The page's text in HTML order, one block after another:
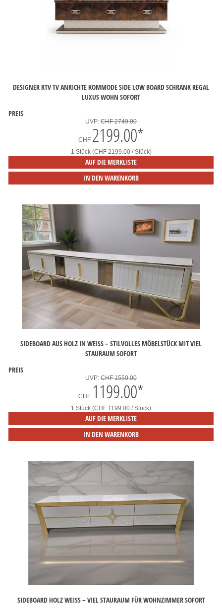
DESIGNER RTV TV ANRICHTE KOMMODE SIDE LOW BOARD SCHRANK REGAL
LUXUS WOHN SOFORT
PREIS
UVP: CHF 2749.00
CHF 2199.00*
1 Stück (CHF 2199.00 / Stück)
AUF DIE MERKLISTE
IN DEN WARENKORB
SIDEBOARD AUS HOLZ IN WEISS – STILVOLLES MÖBELSTÜCK MIT VIEL S
TAURAUM SOFORT
PREIS
UVP: CHF 1550.00
CHF 1199.00*
1 Stück (CHF 1199.00 / Stück)
AUF DIE MERKLISTE
IN DEN WARENKORB
SIDEBOARD HOLZ WEISS – VIEL STAURAUM FÜR WOHNZIMMER SOFORT